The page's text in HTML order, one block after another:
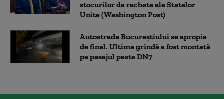
stocurilor de rachete ale Statelor
Unite (Washington Post)
Autostrada Bucureștiului se apropie
de final. Ultima grindă a fost montată
pe pasajul peste DN7